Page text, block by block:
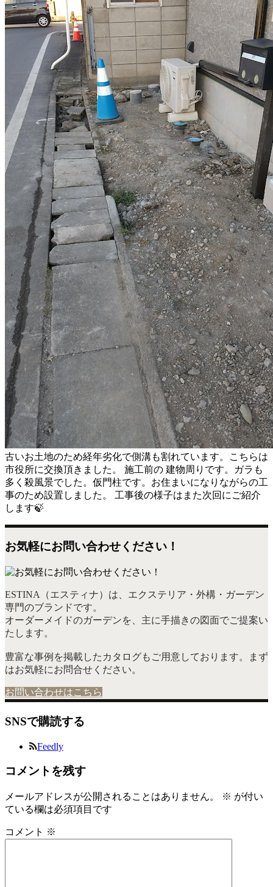
古いお土地のため経年劣化で側溝も割れています。こちらは
市役所に交換頂きました。 施工前の 建物周りです。ガラも
多く殺風景でした。 仮門柱です。お住まいになりながらの工
事のため設置しました。 工事後の様子はまた次回にご紹介
します🍃
お気軽にお問い合わせください！
ESTINA（エスティナ）は、エクステリア・外構・ガーデン
専門のブランドです。
オーダーメイドのガーデンを、主に手描きの図面でご提案い
たします。
豊富な事例を掲載したカタログもご用意しております。まず
はお気軽にお問合せください。
お問い合わせはこちら
SNSで購読する
Feedly
コメントを残す
メールアドレスが公開されることはありません。 ※ が付い
ている欄は必須項目です
コメント ※